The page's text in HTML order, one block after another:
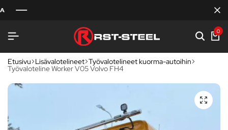
0
Etusivu Lisävalotelineet Työvalotelineet kuorma-autoihin
Työvaloteline Worker V05 Volvo FH4